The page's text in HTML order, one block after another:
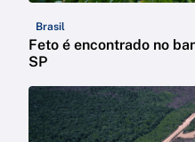
Brasil
Feto é encontrado no
SP